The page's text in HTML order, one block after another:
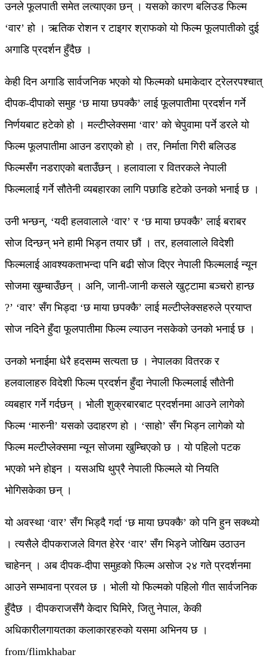
उनले फूलपाती समेत लत्याएका छन् । यसको कारण बलिउड फिल्म
‘वार’ हो । ऋतिक रोशन र टाइगर श्राफको यो फिल्म फूलपातीको दुई
अगाडि प्रदर्शन हुँदैछ ।
केही दिन अगाडि सार्वजनिक भएको यो फिल्मको धमाकेदार ट्रेलरपश्चात्
दीपक-दीपाको समुह ‘छ माया छपक्कै’ लाई फूलपातीमा प्रदर्शन गर्ने
निर्णयबाट हटेको हो । मल्टीप्लेक्समा ‘वार’ को चेपुवामा पर्ने डरले यो
फिल्म फूलपातीमा आउन डराएको हो । तर, निर्माता गिरी बलिउड
फिल्मसँग नडराएको बताउँछन् । हलावाला र वितरकले नेपाली
फिल्मलाई गर्ने सौतेनी व्यबहारका लागि पछाडि हटेको उनको भनाई छ ।
उनी भन्छन्, ‘यदी हलवालाले ‘वार’ र ‘छ माया छपक्कै’ लाई बराबर
सोज दिन्छन् भने हामी भिड्न तयार छौं । तर, हलवालाले विदेशी
फिल्मलाई आवश्यकताभन्दा पनि बढी सोज दिएर नेपाली फिल्मलाई न्यून
सोजमा खुम्चाउँछन् । अनि, जानी-जानी कसले खुट्टामा बञ्चरो हान्छ
?’ ‘वार’ सँग भिड्दा ‘छ माया छपक्कै’ लाई मल्टीप्लेक्सहरुले प्रयाप्त
सोज नदिने हुँदा फूलपातीमा फिल्म ल्याउन नसकेको उनको भनाई छ ।
उनको भनाईमा धेरै हदसम्म सत्यता छ । नेपालका वितरक र
हलवालाहरु विदेशी फिल्म प्रदर्शन हुँदा नेपाली फिल्मलाई सौतेनी
व्यबहार गर्ने गर्दछन् । भोली शुक्रबारबाट प्रदर्शनमा आउने लागेको
फिल्म ‘मारुनी’ यसको उदाहरण हो । ‘साहो’ सँग भिड्न लागेको यो
फिल्म मल्टीप्लेक्समा न्यून सोजमा खुम्चिएको छ । यो पहिलो पटक
भएको भने होइन । यसअघि थुप्रै नेपाली फिल्मले यो नियति
भोगिसकेका छन् ।
यो अवस्था ‘वार’ सँग भिड्दै गर्दा ‘छ माया छपक्कै’ को पनि हुन सक्थ्यो
। त्यसैले दीपकराजले विगत हेरेर ‘वार’ सँग भिड्ने जोखिम उठाउन
चाहेनन् । अब दीपक-दीपा समुहको फिल्म असोज २४ गते प्रदर्शनमा
आउने सम्भावना प्रवल छ । भोली यो फिल्मको पहिलो गीत सार्वजनिक
हुँदैछ । दीपकराजसँगै केदार घिमिरे, जितु नेपाल, केकी
अधिकारीलगायतका कलाकारहरुको यसमा अभिनय छ ।
from/flimkhabar